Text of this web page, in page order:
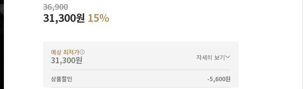
36,900
31,300원 15%
예상 최저가
31,300원 자세히 보기
상품할인 -5,600원